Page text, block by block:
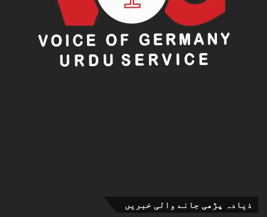
ذیادہ پڑھی جانے والی خبریں